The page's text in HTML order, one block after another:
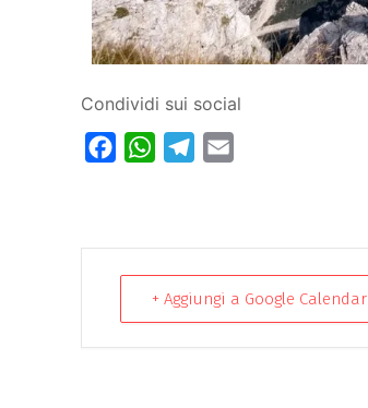
Condividi sui social
FacebookWhatsAppTelegram
+ Aggiungi a Google Calendar